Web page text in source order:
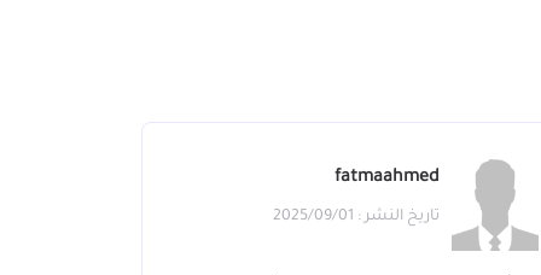
fatmaahmed
تاريخ النشر : 2025/09/01